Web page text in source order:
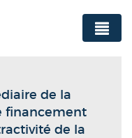
de la
financement
de la